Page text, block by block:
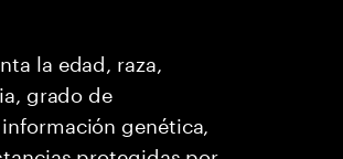
la edad, raza,
grado de
genética,